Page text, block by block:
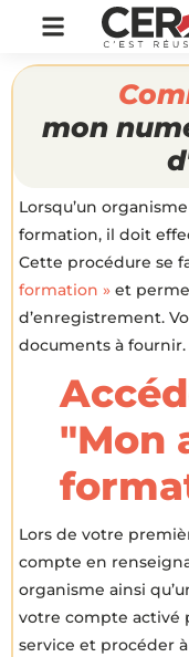
mon
Lorsqu’un
formation, il doit
Cette procédure se
formation » et
d’enregistrement.
documents à fournir.
"Mon
Lors de votre
compte en
organisme ainsi
votre compte activé
service et procéder